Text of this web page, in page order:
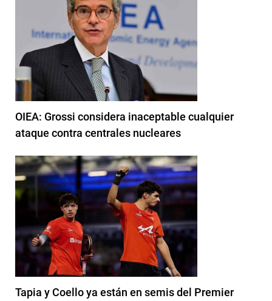
OIEA: Grossi considera inaceptable cualquier
ataque contra centrales nucleares
Tapia y Coello ya están en semis del Premier